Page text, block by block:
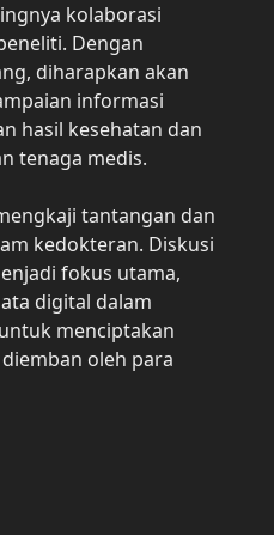
kolaborasi
Dengan
diharapkan akan
informasi
hasil kesehatan dan
tenaga medis.
tantangan dan
kedokteran. Diskusi
fokus utama,
digital dalam
menciptakan
oleh para